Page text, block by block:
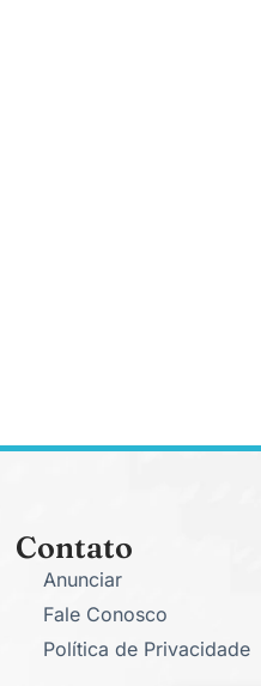
Contato
Anunciar
Fale Conosco
Política de Privacidade